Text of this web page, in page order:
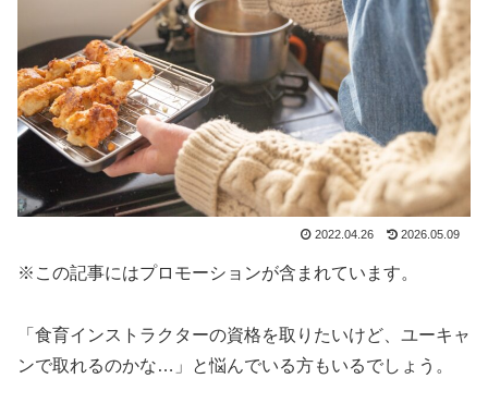
2022.04.26 2026.05.09
※この記事にはプロモーションが含まれています。
「食育インストラクターの資格を取りたいけど、ユーキャ
ンで取れるのかな…」と悩んでいる方もいるでしょう。